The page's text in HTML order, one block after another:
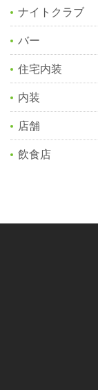
ナイトクラブ
バー
住宅内装
内装
店舗
飲食店